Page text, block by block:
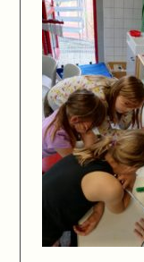
Ausflug in das
Landfrauen
Zinngiesen im
Grillen bei
Im Zirkus
Fröhliche